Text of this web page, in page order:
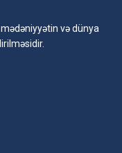
və dünya